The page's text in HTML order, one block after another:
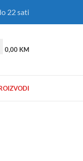
22 sati
0,00 KM